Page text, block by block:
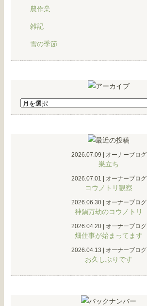
農作業
雑記
雪の季節
2026.07.09 オーナーブログ
巣立ち
2026.07.01 オーナーブログ
コウノトリ観察
2026.06.30| オーナーブログ
神鍋万劫のコウノトリ
2026.04.20| オーナーブログ
畑仕事が始まってます
2026.04.13 オーナーブログ
お久しぶりです